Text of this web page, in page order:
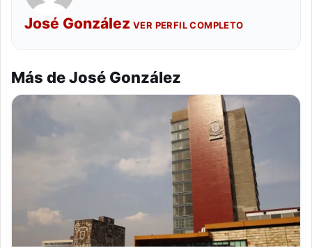
José González VER PERFIL COMPLETO
Más de José González